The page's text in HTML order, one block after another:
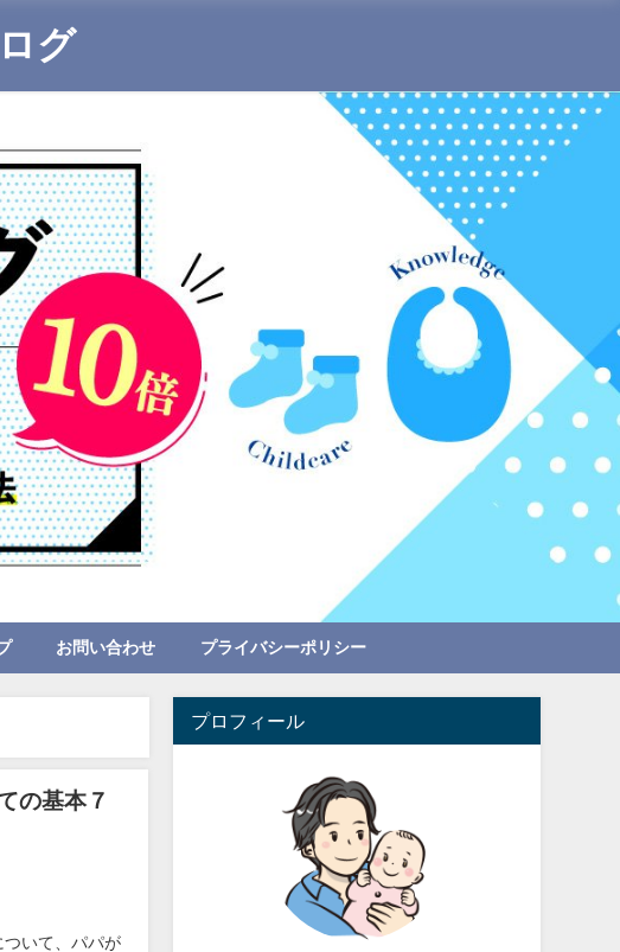
グ
お問い合わせ プライバシーポリシー
の基本７
ついて、パパが
プロフィール